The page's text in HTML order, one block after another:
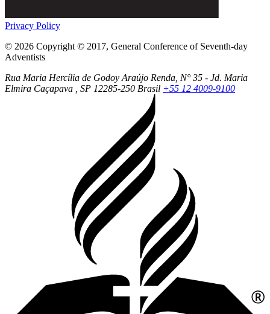
Privacy Policy
© 2026 Copyright © 2017, General Conference of Seventh-day
Adventists
Rua Maria Hercília de Godoy Araújo Renda, N° 35 - Jd. Maria
Elmira Caçapava , SP 12285-250 Brasil +55 12 4009-9100